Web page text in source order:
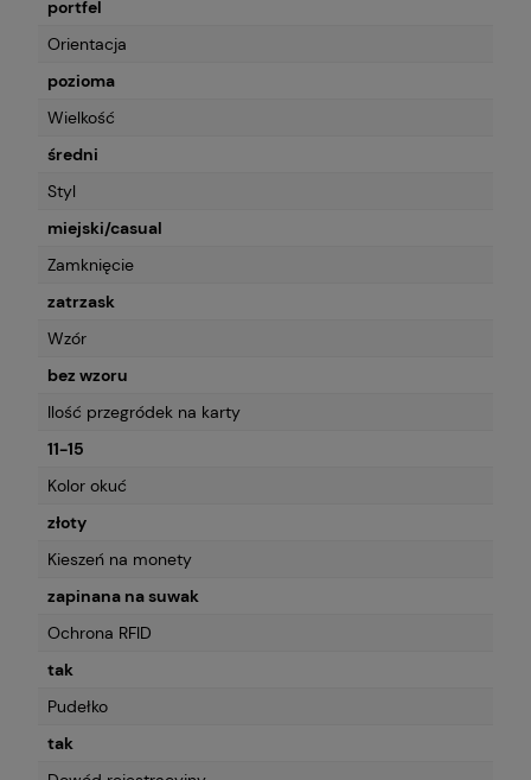
portfel
Orientacja
pozioma
Wielkość
średni
Styl
miejski/casual
Zamknięcie
zatrzask
Wzór
bez wzoru
Ilość przegródek na karty
11-15
Kolor okuć
złoty
Kieszeń na monety
zapinana na suwak
Ochrona RFID
tak
Pudełko
tak